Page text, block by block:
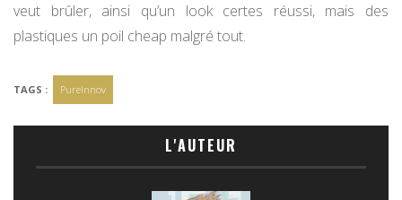
veut brûler, ainsi qu’un look certes réussi, mais des
plastiques un poil cheap malgré tout.
TAGS : PureInnov
L'AUTEUR